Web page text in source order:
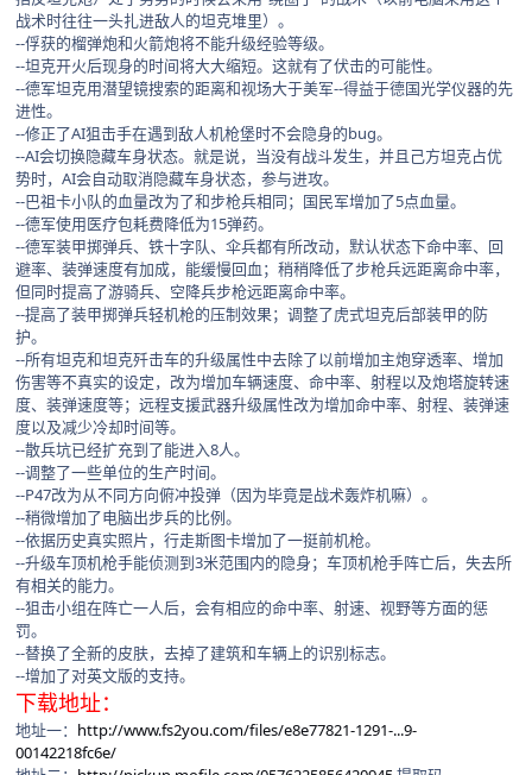
战术时往往一头扎进敌人的坦克堆里）。
--俘获的榴弹炮和火箭炮将不能升级经验等级。
--坦克开火后现身的时间将大大缩短。这就有了伏击的可能性。
--德军坦克用潜望镜搜索的距离和视场大于美军--得益于德国光学仪器的先
进性。
--修正了AI狙击手在遇到敌人机枪堡时不会隐身的bug。
--AI会切换隐藏车身状态。就是说，当没有战斗发生，并且己方坦克占优
势时，AI会自动取消隐藏车身状态，参与进攻。
--巴祖卡小队的血量改为了和步枪兵相同；国民军增加了5点血量。
--德军使用医疗包耗费降低为15弹药。
--德军装甲掷弹兵、铁十字队、伞兵都有所改动，默认状态下命中率、回
避率、装弹速度有加成，能缓慢回血；稍稍降低了步枪兵远距离命中率，
但同时提高了游骑兵、空降兵步枪远距离命中率。
--提高了装甲掷弹兵轻机枪的压制效果；调整了虎式坦克后部装甲的防
护。
--所有坦克和坦克歼击车的升级属性中去除了以前增加主炮穿透率、增加
伤害等不真实的设定，改为增加车辆速度、命中率、射程以及炮塔旋转速
度、装弹速度等；远程支援武器升级属性改为增加命中率、射程、装弹速
度以及减少冷却时间等。
--散兵坑已经扩充到了能进入8人。
--调整了一些单位的生产时间。
--P47改为从不同方向俯冲投弹（因为毕竟是战术轰炸机嘛）。
--稍微增加了电脑出步兵的比例。
--依据历史真实照片，行走斯图卡增加了一挺前机枪。
--升级车顶机枪手能侦测到3米范围内的隐身；车顶机枪手阵亡后，失去所
有相关的能力。
--狙击小组在阵亡一人后，会有相应的命中率、射速、视野等方面的惩
罚。
--替换了全新的皮肤，去掉了建筑和车辆上的识别标志。
--增加了对英文版的支持。
下载地址：
地址一： http://www.fs2you.com/files/e8e77821-1291-...9-
00142218fc6e/